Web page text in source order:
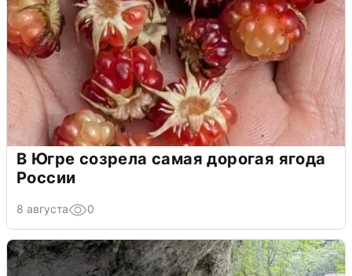
В Югре созрела самая дорогая ягода
России
8 августа 0